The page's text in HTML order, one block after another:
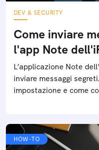
DEV & SECURITY
Come inviare
l'app Note
L’applicazione Note
inviare messaggi
impostazione e come
HOW-TO